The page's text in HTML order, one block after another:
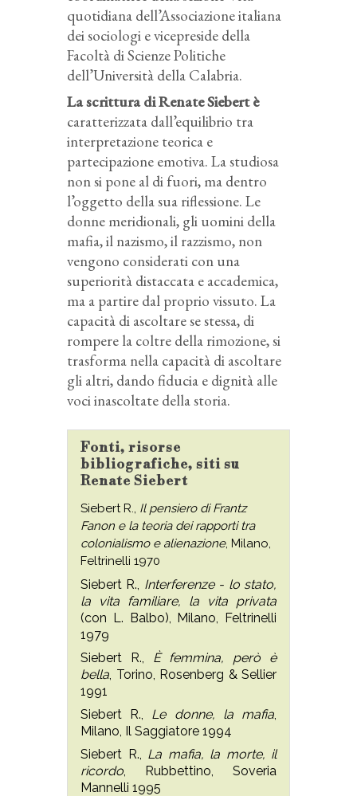
quotidiana dell’Associazione italiana
dei sociologi e vicepreside della
Facoltà di Scienze Politiche
dell’Università della Calabria.
La scrittura di Renate Siebert è
caratterizzata dall’equilibrio tra
interpretazione teorica e
partecipazione emotiva. La studiosa
non si pone al di fuori, ma dentro
l’oggetto della sua riflessione. Le
donne meridionali, gli uomini della
mafia, il nazismo, il razzismo, non
vengono considerati con una
superiorità distaccata e accademica,
ma a partire dal proprio vissuto. La
capacità di ascoltare se stessa, di
rompere la coltre della rimozione, si
trasforma nella capacità di ascoltare
gli altri, dando fiducia e dignità alle
voci inascoltate della storia.
Fonti, risorse
bibliografiche, siti su
Renate Siebert
Siebert R., Il pensiero di Frantz
Fanon e la teoria dei rapporti tra
colonialismo e alienazione, Milano,
Feltrinelli 1970
Siebert R., Interferenze - lo stato,
la vita familiare, la vita privata
(con L. Balbo), Milano, Feltrinelli
1979
Siebert R., È femmina, però è
bella , Torino, Rosenberg & Sellier
1991
Siebert R., Le donne, la mafia
Milano, Il Saggiatore 1994
Siebert R., La mafia, la morte, il
ricordo , Rubbettino, Soveria
Mannelli 1995